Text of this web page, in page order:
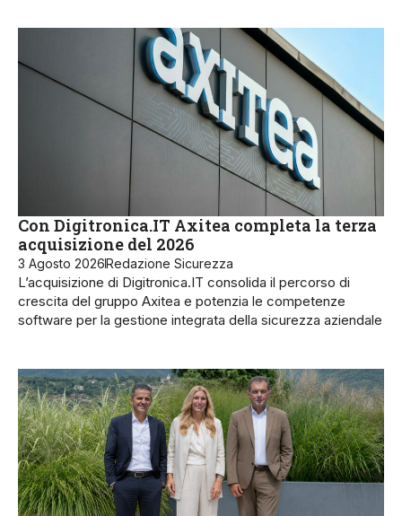
Con Digitronica.IT Axitea completa la terza
acquisizione del 2026
3 Agosto 2026Redazione Sicurezza
L’acquisizione di Digitronica.IT consolida il percorso di
crescita del gruppo Axitea e potenzia le competenze
software per la gestione integrata della sicurezza aziendale